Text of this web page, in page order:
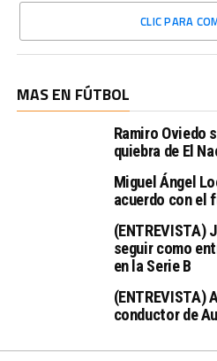
CLIC PARA
MAS EN FÚTBOL
Ramiro Oviedo
quiebra de El
Miguel Ángel
acuerdo con el
(ENTREVISTA)
seguir como
en la Serie B
(ENTREVISTA)
conductor de